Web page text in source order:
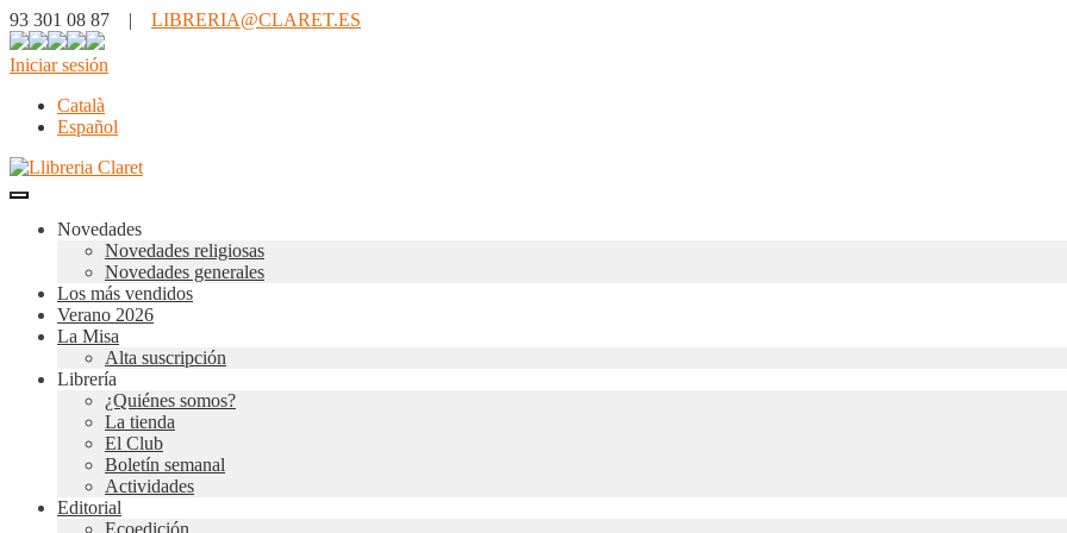
93 301 08 87 | LIBRERIA@CLARET.ES
Iniciar sesión
Català
Español
Novedades
Novedades religiosas
Novedades generales
Los más vendidos
Verano 2026
La Misa
Alta suscripción
Librería
¿Quiénes somos?
La tienda
El Club
Boletín semanal
Actividades
Editorial
Ecoedición